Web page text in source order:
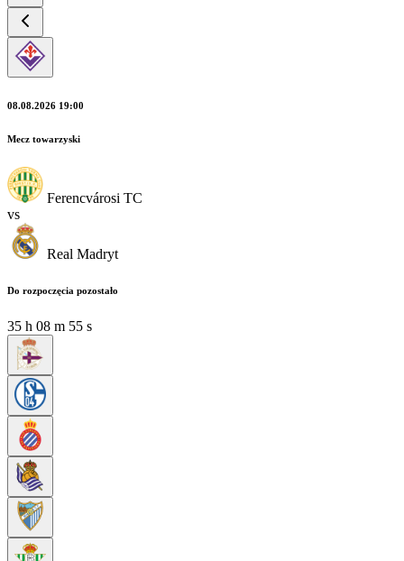
08.08.2026 19:00
Mecz towarzyski
Ferencvárosi TC
vs
Real Madryt
Do rozpoczęcia pozostało
35 h 08 m 53 s